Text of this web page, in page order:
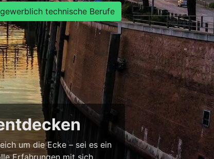
technische Berufe
um die Ecke – sei es ein